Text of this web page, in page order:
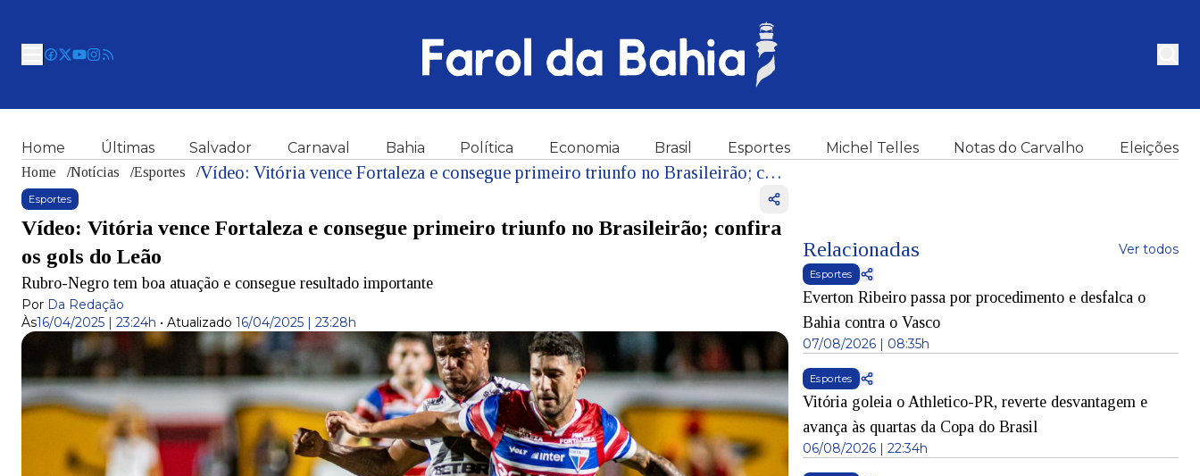
Home Últimas Salvador Carnaval Bahia Política Economia Brasil Esportes Michel Telles Notas do Carvalho Eleições
Home /Notícias /Esportes / Vídeo: Vitória vence Fortaleza e consegue primeiro triunfo no Brasileirão; confira os gols do Leão
Esportes
Vídeo: Vitória vence Fortaleza e consegue primeiro triunfo no Brasileirão; confira
os gols do Leão
Rubro-Negro tem boa atuação e consegue resultado importante
Por Da Redação
Às16/04/2025 | 23:24h • Atualizado 16/04/2025 | 23:28h
Relacionadas Ver todos
Esportes
Everton Ribeiro passa por procedimento e desfalca o
Bahia contra o Vasco
07/08/2026 | 08:35h
Esportes
Vitória goleia o Athletico-PR, reverte desvantagem e
avança às quartas da Copa do Brasil
06/08/2026 | 22:34h